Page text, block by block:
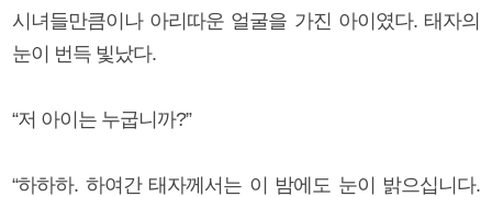
시녀들만큼이나 아리따운 얼굴을 가진 아이였다. 태자의
눈이 번득 빛났다.
“저 아이는 누굽니까?”
“하하하. 하여간 태자께서는 이 밤에도 눈이 밝으십니다.